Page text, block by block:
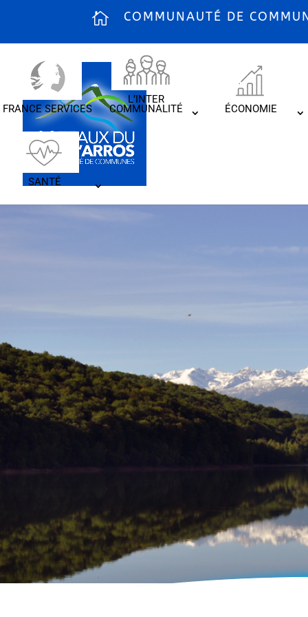
COMMUNAUTÉ DE
FRANCE SERVICES
L’INTER
COMMUNALITÉ ÉCONOMIE
SANTÉ